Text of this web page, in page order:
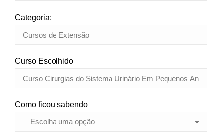
Categoria:
Curso Escolhido
Como ficou sabendo